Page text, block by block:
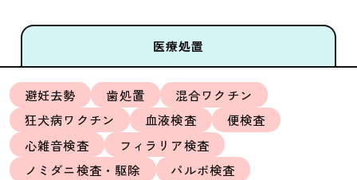
医療処置
避妊去勢 歯処置
混合ワクチン
狂犬病ワクチン
血液検査
便検査
心雑音検査
フィラリア検査
ノミダニ検査・駆除
パルボ検査